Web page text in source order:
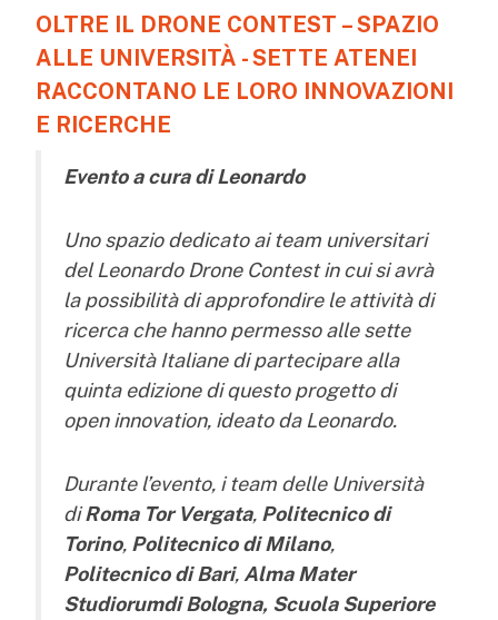
OLTRE IL DRONE CONTEST – SPAZIO
ALLE UNIVERSITÀ - SETTE ATENEI
RACCONTANO LE LORO INNOVAZIONI
E RICERCHE
Evento a cura di Leonardo
Uno spazio dedicato ai team universitari
del Leonardo Drone Contest in cui si avrà
la possibilità di approfondire le attività di
ricerca che hanno permesso alle sette
Università Italiane di partecipare alla
quinta edizione di questo progetto di
open innovation, ideato da Leonardo.
Durante l’evento, i team delle Università
diRoma Tor Vergata, Politecnico di
Torino, Politecnico di Milano,
Politecnico di Bari, Alma Mater
Studiorumdi Bologna, Scuola Superiore